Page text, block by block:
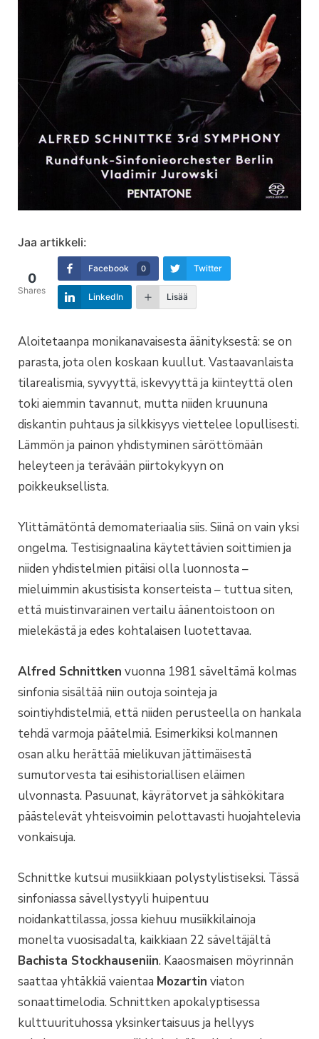
Jaa artikkeli:
0
Shares
Facebook 0 Twitter
LinkedIn Lisää
Aloitetaanpa monikanavaisesta äänityksestä: se on
parasta, jota olen koskaan kuullut. Vastaavanlaista
tilarealismia, syvyyttä, iskevyyttä ja kiinteyttä olen
toki aiemmin tavannut, mutta niiden kruununa
diskantin puhtaus ja silkkisyys viettelee lopullisesti.
Lämmön ja painon yhdistyminen säröttömään
heleyteen ja terävään piirtokykyyn on
poikkeuksellista.
Ylittämätöntä demomateriaalia siis. Siinä on vain yksi
ongelma. Testisignaalina käytettävien soittimien ja
niiden yhdistelmien pitäisi olla luonnosta –
mieluimmin akustisista konserteista – tuttua siten,
että muistinvarainen vertailu äänentoistoon on
mielekästä ja edes kohtalaisen luotettavaa.
Alfred Schnittken vuonna 1981 säveltämä kolmas
sinfonia sisältää niin outoja sointeja ja
sointiyhdistelmiä, että niiden perusteella on hankala
tehdä varmoja päätelmiä. Esimerkiksi kolmannen
osan alku herättää mielikuvan jättimäisestä
sumutorvesta tai esihistoriallisen eläimen
ulvonnasta. Pasuunat, käyrätorvet ja sähkökitara
päästelevät yhteisvoimin pelottavasti huojahtelevia
vonkaisuja.
Schnittke kutsui musiikkiaan polystylistiseksi. Tässä
sinfoniassa sävellystyyli huipentuu
noidankattilassa, jossa kiehuu musiikkilainoja
monelta vuosisadalta, kaikkiaan 22 säveltäjältä
Bachista Stockhauseniin. Kaaosmaisen möyrinnän
saattaa yhtäkkiä vaientaa Mozartin viaton
sonaattimelodia. Schnittken apokalyptisessa
kulttuurituhossa yksinkertaisuus ja hellyys